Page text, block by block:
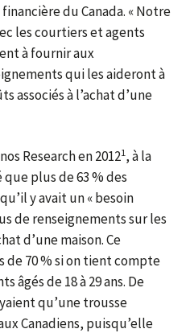
du Canada. « Notre
les courtiers et agents
à fournir aux
qui les aideront à
associés à l’achat d’une
Research en 20121, à la
que plus de 63 % des
y avait un « besoin
de renseignements sur les
d’une maison. Ce
de 70 % si on tient compte
âgés de 18 à 29 ans. De
qu’une trousse
Canadiens, puisqu’elle